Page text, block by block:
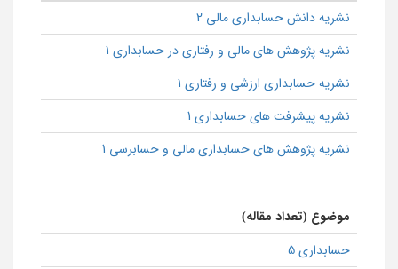
نشریه دانش حسابداری مالی 2
نشریه پژوهش های مالی و رفتاری در حسابداری 1
نشریه حسابداری ارزشی و رفتاری 1
نشریه پیشرفت های حسابداری 1
نشریه پژوهش های حسابداری مالی و حسابرسی 1
موضوع (تعداد مقاله)
حسابداری 5